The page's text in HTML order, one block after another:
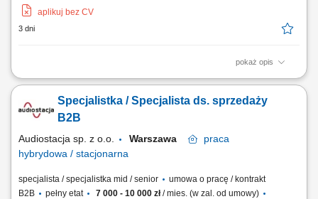
aplikuj bez CV
3 dni
pokaż opis
Opis stanowiska Nawiązywanie współpracy z nowymi klientami oraz
regularnego kontaktu z obecnymi kontrahentami i zapewnianie
wysokiego standardu obsługi. Przygotowywanie ofert handlowych
Specjalistka / Specjalista ds. sprzedaży
B2B
Audiostacja sp. z o.o. Warszawa
praca
hybrydowa / stacjonarna
specjalista / specjalistka mid / senior
umowa o pracę / kontrakt
B2B
pełny etat 7 000 - 10 000 zł/ mies. (w zal. od umowy)